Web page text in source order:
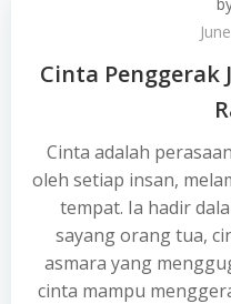
Cinta Penggerak
Cinta adalah
oleh setiap insan,
tempat. Ia hadir
sayang orang tua,
asmara yang
cinta mampu